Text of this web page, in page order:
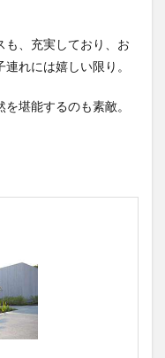
も、充実しており、お
れには嬉しい限り。
堪能するのも素敵。